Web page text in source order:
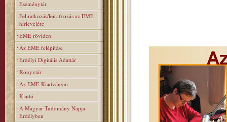
Eseménytár
Feliratkozás/leiratkozás az EME
hírlevelére
EME röviden
Az EME felépitése
Erdélyi Digitális Adattár
Könyvtár
Az EME Kiadványai
Kiadó
A Magyar Tudomány Napja
Erdélyben